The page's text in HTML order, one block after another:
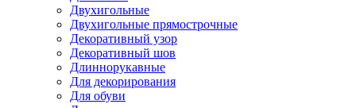
Двухигольные
Двухигольные прямострочные
Декоративный узор
Декоративный шов
Длиннорукавные
Для декорирования
Для обуви